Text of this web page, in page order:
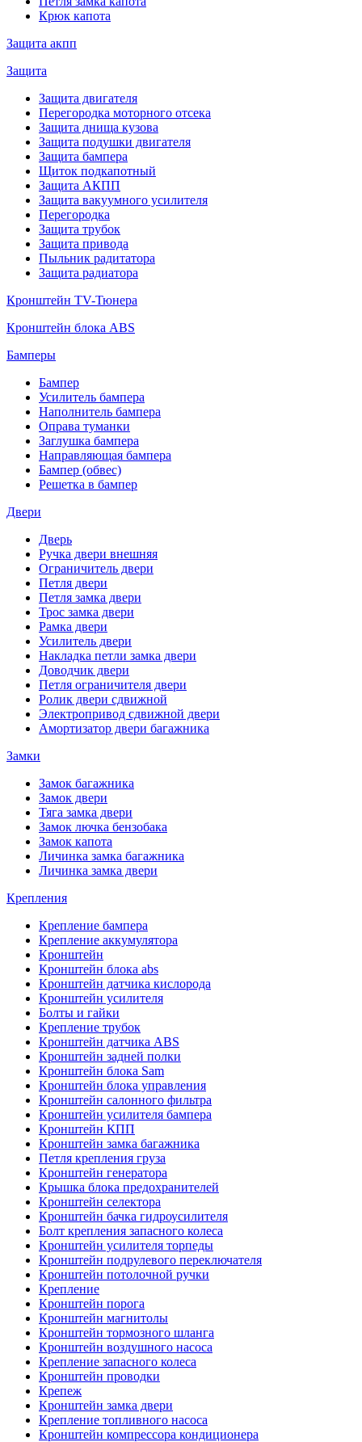
Крюк капота
Защита акпп
Защита
Защита двигателя
Перегородка моторного отсека
Защита днища кузова
Защита подушки двигателя
Защита бампера
Щиток подкапотный
Защита АКПП
Защита вакуумного усилителя
Перегородка
Защита трубок
Защита привода
Пыльник радитатора
Защита радиатора
Кронштейн TV-Тюнера
Кронштейн блока ABS
Бамперы
Бампер
Усилитель бампера
Наполнитель бампера
Оправа туманки
Заглушка бампера
Направляющая бампера
Бампер (обвес)
Решетка в бампер
Двери
Дверь
Ручка двери внешняя
Ограничитель двери
Петля двери
Петля замка двери
Трос замка двери
Рамка двери
Усилитель двери
Накладка петли замка двери
Доводчик двери
Петля ограничителя двери
Ролик двери сдвижной
Электропривод сдвижной двери
Амортизатор двери багажника
Замки
Замок багажника
Замок двери
Тяга замка двери
Замок лючка бензобака
Замок капота
Личинка замка багажника
Личинка замка двери
Крепления
Крепление бампера
Крепление аккумулятора
Кронштейн
Кронштейн блока abs
Кронштейн датчика кислорода
Кронштейн усилителя
Болты и гайки
Крепление трубок
Кронштейн датчика ABS
Кронштейн задней полки
Кронштейн блока Sam
Кронштейн блока управления
Кронштейн салонного фильтра
Кронштейн усилителя бампера
Кронштейн КПП
Кронштейн замка багажника
Петля крепления груза
Кронштейн генератора
Крышка блока предохранителей
Кронштейн селектора
Кронштейн бачка гидроусилителя
Болт крепления запасного колеса
Кронштейн усилителя торпеды
Кронштейн подрулевого переключателя
Кронштейн потолочной ручки
Крепление
Кронштейн порога
Кронштейн магнитолы
Кронштейн тормозного шланга
Кронштейн воздушного насоса
Крепление запасного колеса
Кронштейн проводки
Крепеж
Кронштейн замка двери
Крепление топливного насоса
Кронштейн компрессора кондиционера